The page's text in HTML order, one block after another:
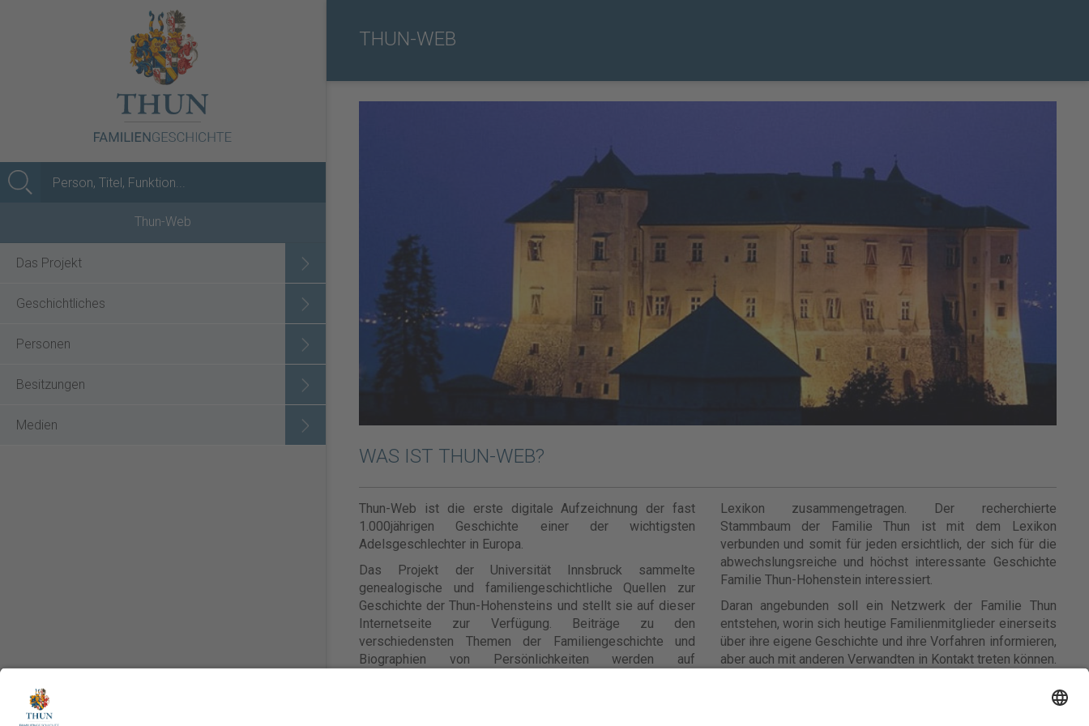
Thun-Web
Das Projekt
Geschichtliches
Personen
Besitzungen
Medien
WAS IST THUN-WEB?
Thun-Web ist die erste digitale Aufzeichnung der fast
1.000jährigen Geschichte einer der wichtigsten
Adelsgeschlechter in Europa.
Das Projekt der Universität Innsbruck sammelte
genealogische und familiengeschichtliche Quellen zur
Geschichte der Thun-Hohensteins und stellt sie auf dieser
Internetseite zur Verfügung. Beiträge zu den
verschiedensten Themen der Familiengeschichte und
Biographien von Persönlichkeiten werden auf
Lexikon zusammengetragen. Der recherchierte
Stammbaum der Familie Thun ist mit dem Lexikon
verbunden und somit für jeden ersichtlich, der sich für die
abwechslungsreiche und höchst interessante Geschichte
Familie Thun-Hohenstein interessiert.
Daran angebunden soll ein Netzwerk der Familie Thun
entstehen, worin sich heutige Familienmitglieder einerseits
über ihre eigene Geschichte und ihre Vorfahren informieren,
aber auch mit anderen Verwandten in Kontakt treten können.
THUN-WEB